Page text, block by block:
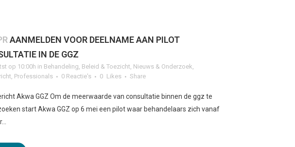
AANMELDEN VOOR DEELNAME AAN PILOT
IN DE GGZ
op 10:00h in Behandeling, Beleid & Toezicht, Nieuws & Onderzoek,
, Professionals 0 Reactie's 0 Likes Share
Akwa GGZ Om de meerwaarde van consultatie binnen de ggz te
start Akwa GGZ op 6 mei een pilot waar behandelaars zich vanaf